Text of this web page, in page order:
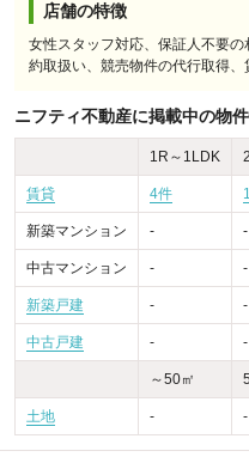
店舗の特徴
女性スタッフ対応、保証人不要
約取扱い、競売物件の代行取得
ニフティ不動産に掲載中の物
1R～1LDK
賃貸 4件
新築マンション - -
中古マンション - -
新築戸建 - -
中古戸建 - -
～50㎡
土地 - -